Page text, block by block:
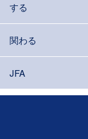
する
関わる
JFA